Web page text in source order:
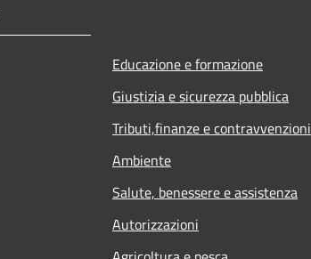
Educazione e formazione
Giustizia e sicurezza pubblica
Tributi,finanze e contravvenzioni
Ambiente
Salute, benessere e assistenza
Autorizzazioni